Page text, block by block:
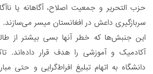
حزب التحریر و جمعیت اصلاح، آگاهانه یا
سربازگیری داعش در افغانستان میسر می‌سازند.
این جنبش‌ها که خطر آنها بسی بیشتر از
آکادمیک و آموزشی را هدف قرار داده‌اند.
دانشگاه به اتهام تبلیغ افراط‌گرایی و حتی